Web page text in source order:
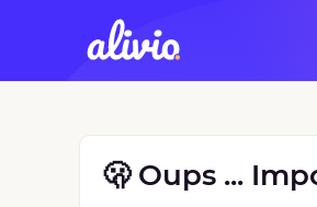
🫢 Oups ...